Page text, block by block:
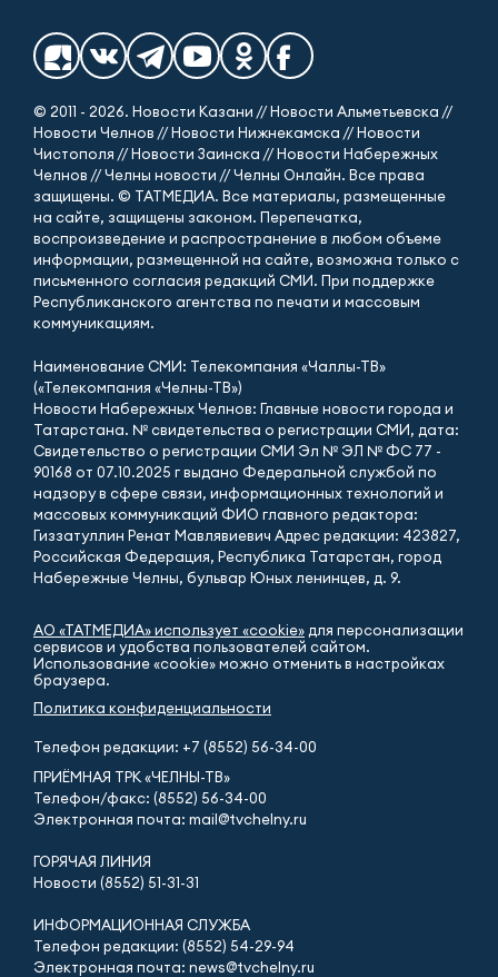
© 2011 - 2026. Новости Казани // Новости Альметьевска //
Новости Челнов // Новости Нижнекамска // Новости
Чистополя // Новости Заинска // Новости Набережных
Челнов // Челны новости // Челны Онлайн. Все права
защищены. © ТАТМЕДИА. Все материалы, размещенные
на сайте, защищены законом. Перепечатка,
воспроизведение и распространение в любом объеме
информации, размещенной на сайте, возможна только с
письменного согласия редакций СМИ. При поддержке
Республиканского агентства по печати и массовым
коммуникациям.
Наименование СМИ: Телекомпания «Чаллы-ТВ»
(«Телекомпания «Челны-ТВ»)
Новости Набережных Челнов: Главные новости города и
Татарстана. № свидетельства о регистрации СМИ, дата:
Свидетельство о регистрации СМИ Эл № ЭЛ № ФС 77 -
90168 от 07.10.2025 г выдано Федеральной службой по
надзору в сфере связи, информационных технологий и
массовых коммуникаций ФИО главного редактора:
Гиззатуллин Ренат Мавлявиевич Адрес редакции: 423827,
Российская Федерация, Республика Татарстан, город
Набережные Челны, бульвар Юных ленинцев, д. 9.
АО «ТАТМЕДИА» использует «cookie»для персонализации
сервисов и удобства пользователей сайтом.
Использование «cookie» можно отменить в настройках
браузера.
Политика конфиденциальности
Телефон редакции: +7 (8552) 56-34-00
ПРИЁМНАЯ ТРК «ЧЕЛНЫ-ТВ»
Телефон/факс: (8552) 56-34-00
Электронная почта: mail@tvchelny.ru
ГОРЯЧАЯ ЛИНИЯ
Новости (8552) 51-31-31
ИНФОРМАЦИОННАЯ СЛУЖБА
Телефон редакции: (8552) 54-29-94
Электронная почта: news@tvchelny.ru